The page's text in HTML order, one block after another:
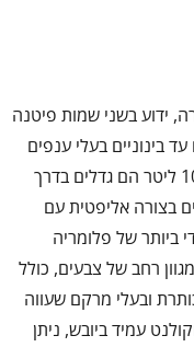
10 ליטר – למכירה, ידוע בשני שמות פיטנה
בינוניים בעלי ענפים
עבים ובשרניים פלומריה ריחנית (פיטנה) 10 ליטר הם גדלים בדרך
גדולים בצורה אליפטית עם
ביותר של פלומריה
רחב של צבעים, כולל
ובעלי מרקם שעווה
עמיד ביובש, ניתן